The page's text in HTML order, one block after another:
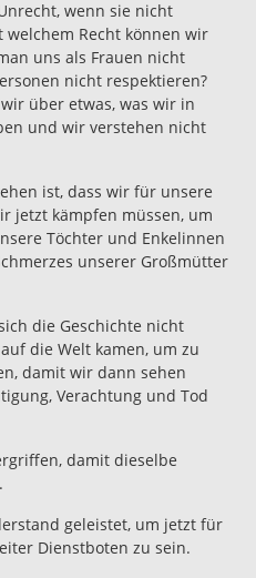
wenn sie nicht
Recht können wir
uns als Frauen nicht
nicht respektieren?
über etwas, was wir in
und wir verstehen nicht
ist, dass wir für unsere
jetzt kämpfen müssen, um
Töchter und Enkelinnen
unserer Großmütter
die Geschichte nicht
die Welt kamen, um zu
damit wir dann sehen
Verachtung und Tod
damit dieselbe
geleistet, um jetzt für
Dienstboten zu sein.